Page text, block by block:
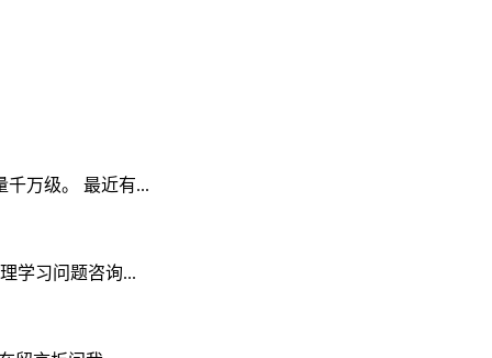
万级。 最近有...
学习问题咨询...